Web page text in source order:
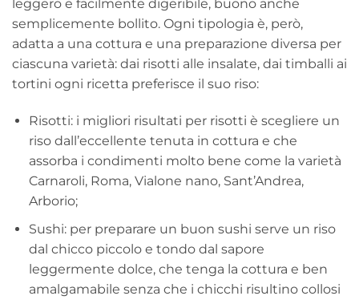
leggero e facilmente digeribile, buono anche
semplicemente bollito. Ogni tipologia è, però,
adatta a una cottura e una preparazione diversa per
ciascuna varietà: dai risotti alle insalate, dai timballi ai
tortini ogni ricetta preferisce il suo riso:
Risotti: i migliori risultati per risotti è scegliere un
riso dall’eccellente tenuta in cottura e che
assorba i condimenti molto bene come la varietà
Carnaroli, Roma, Vialone nano, Sant’Andrea,
Arborio;
Sushi: per preparare un buon sushi serve un riso
dal chicco piccolo e tondo dal sapore
leggermente dolce, che tenga la cottura e ben
amalgamabile senza che i chicchi risultino collosi